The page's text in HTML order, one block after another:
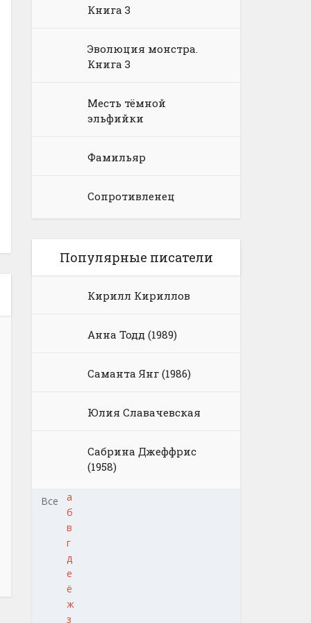
Книга 3
Эволюция монстра.
Книга 3
Месть тёмной
эльфийки
Фамильяр
Сопротивленец
Популярные писатели
Кирилл Кириллов
Анна Тодд (1989)
Саманта Янг (1986)
Юлия Славачевская
Сабрина Джеффрис
(1958)
Все
а
б
в
г
д
е
ё
ж
з